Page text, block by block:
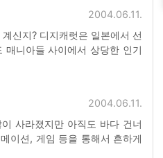
2004.06.11.
신지? 디지캐럿은 일본에서 선
니아들 사이에서 상당한 인기
이게 되었다. 과연 게임이 애니
2004.06.11.
사라졌지만 아직도 바다 건너
이션, 게임 등을 통해서 흔하게